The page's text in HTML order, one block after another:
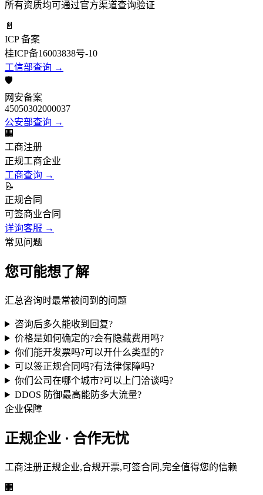
所有资质均可通过官方渠道查询验证
📄
ICP 备案
桂ICP备16003838号-10
工信部查询 →
🛡️
网安备案
45050302000037
公安部查询 →
🏢
工商注册
正规工商企业
工商查询 →
📝
正规合同
可签商业合同
详询客服 →
常见问题
您可能想了解
汇总咨询时最常被问到的问题
咨询后多久能收到回复?
价格是如何确定的?会有隐藏费用吗?
你们能开发票吗?可以开什么类型的?
可以签正规合同吗?有法律保障吗?
你们公司在哪个城市?可以上门洽谈吗?
DDOS 防御最高能防多大流量?
企业保障
正规企业 · 合作无忧
工商注册正规企业,合规开票,可签合同,完全值得您的信赖
🏢